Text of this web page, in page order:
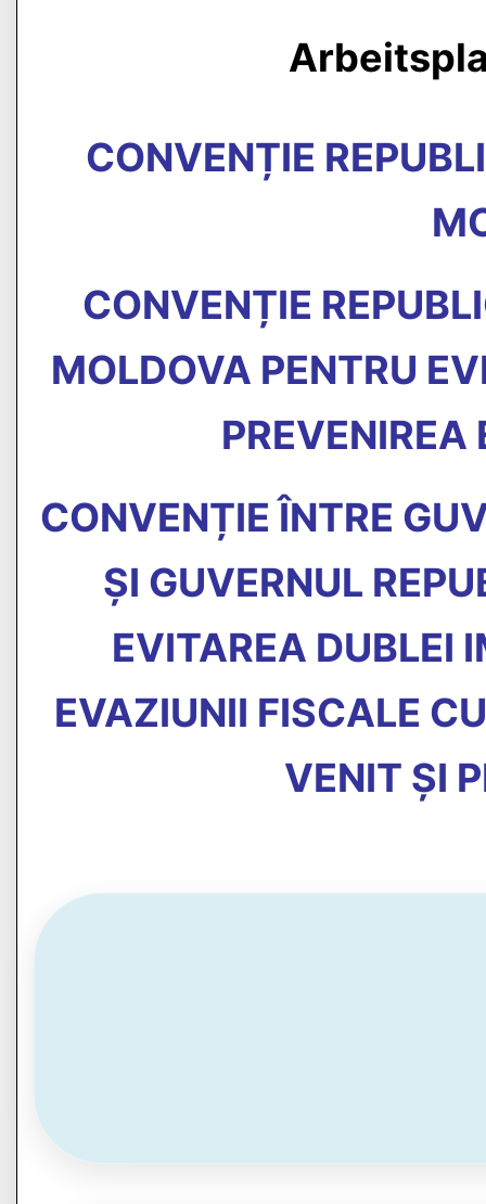
CONVENȚIE
CONVENȚIE
MOLDOVA PENTRU
CONVENȚIE ÎNTRE
ȘI GUVERNUL
EVITAREA DUBLEI
EVAZIUNII FISCALE
VENIT ȘI